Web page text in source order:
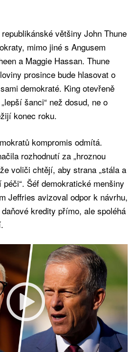
většiny John Thune
mimo jiné s Angusem
a Maggie Hassan. Thune
prosince bude hlasovat o
demokraté. King otevřeně
šanci“ než dosud, ne o
konec roku.
kompromis odmítá.
rozhodnutí za „hroznou
voliči chtějí, aby strana „stála a
Šéf demokratické menšiny
Jeffries avizoval odpor k návrhu,
kredity přímo, ale spoléhá